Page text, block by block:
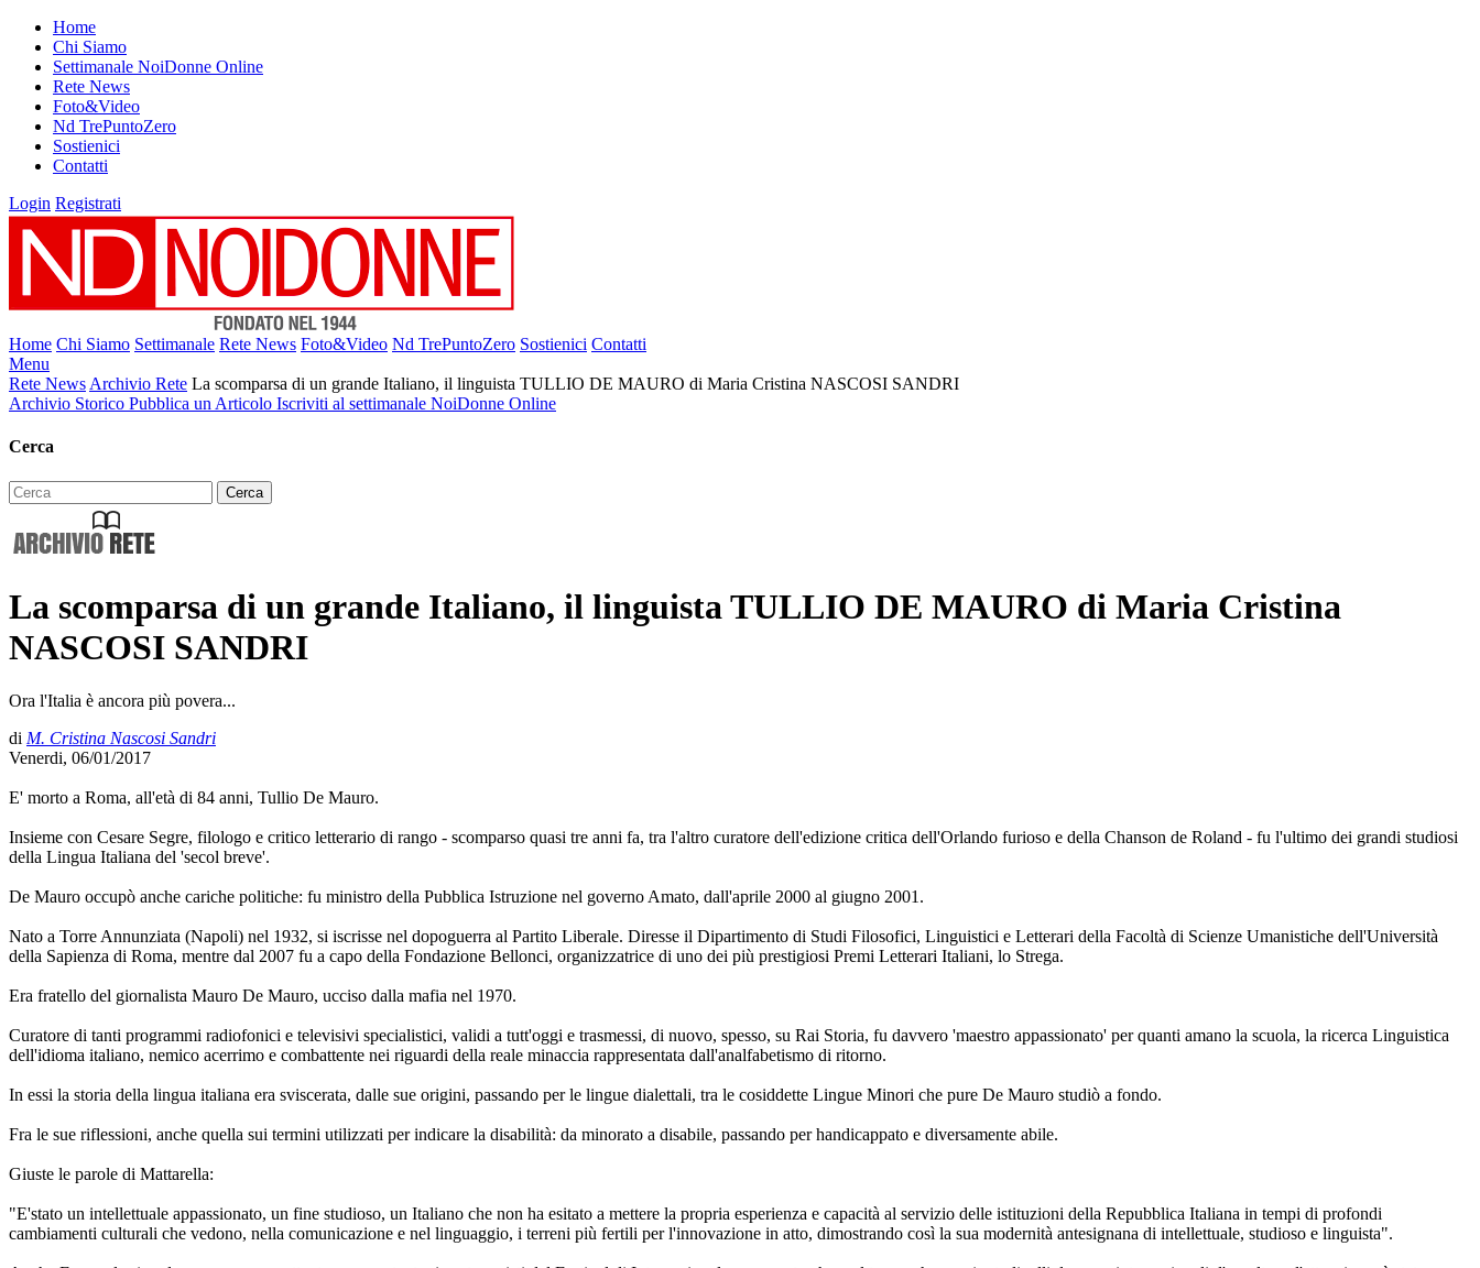
Home
Chi Siamo
Settimanale NoiDonne Online
Rete News
Foto&Video
Nd TrePuntoZero
Sostienici
Contatti
Login Registrati
Home Chi Siamo Settimanale Rete News Foto&Video Nd TrePuntoZero Sostienici Contatti
Menu
Rete News Archivio Rete La scomparsa di un grande Italiano, il linguista TULLIO DE MAURO di Maria Cristina NASCOSI SANDRI
Archivio Storico Pubblica un Articolo Iscriviti al settimanale NoiDonne Online
Cerca
La scomparsa di un grande Italiano, il linguista TULLIO DE MAURO di Maria Cristina
NASCOSI SANDRI
Ora l'Italia è ancora più povera...
di M. Cristina Nascosi Sandri
Venerdi, 06/01/2017
E' morto a Roma, all'età di 84 anni, Tullio De Mauro.
Insieme con Cesare Segre, filologo e critico letterario di rango - scomparso quasi tre anni fa, tra l'altro curatore dell'edizione critica dell'Orlando furioso e della Chanson de Roland - fu l'ultimo dei grandi studiosi
della Lingua Italiana del 'secol breve'.
De Mauro occupò anche cariche politiche: fu ministro della Pubblica Istruzione nel governo Amato, dall'aprile 2000 al giugno 2001.
Nato a Torre Annunziata (Napoli) nel 1932, si iscrisse nel dopoguerra al Partito Liberale. Diresse il Dipartimento di Studi Filosofici, Linguistici e Letterari della Facoltà di Scienze Umanistiche dell'Università
della Sapienza di Roma, mentre dal 2007 fu a capo della Fondazione Bellonci, organizzatrice di uno dei più prestigiosi Premi Letterari Italiani, lo Strega.
Era fratello del giornalista Mauro De Mauro, ucciso dalla mafia nel 1970.
Curatore di tanti programmi radiofonici e televisivi specialistici, validi a tutt'oggi e trasmessi, di nuovo, spesso, su Rai Storia, fu davvero 'maestro appassionato' per quanti amano la scuola, la ricerca Linguistica
dell'idioma italiano, nemico acerrimo e combattente nei riguardi della reale minaccia rappresentata dall'analfabetismo di ritorno.
In essi la storia della lingua italiana era sviscerata, dalle sue origini, passando per le lingue dialettali, tra le cosiddette Lingue Minori che pure De Mauro studiò a fondo.
Fra le sue riflessioni, anche quella sui termini utilizzati per indicare la disabilità: da minorato a disabile, passando per handicappato e diversamente abile.
Giuste le parole di Mattarella:
"E'stato un intellettuale appassionato, un fine studioso, un Italiano che non ha esitato a mettere la propria esperienza e capacità al servizio delle istituzioni della Repubblica Italiana in tempi di profondi
cambiamenti culturali che vedono, nella comunicazione e nel linguaggio, i terreni più fertili per l'innovazione in atto, dimostrando così la sua modernità antesignana di intellettuale, studioso e linguista".